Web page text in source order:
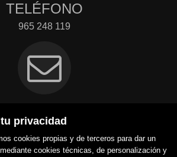
privacidad
cookies propias y de terceros para dar un
cookies técnicas, de personalización y
TELÉFONO
965 248 119
Contacto